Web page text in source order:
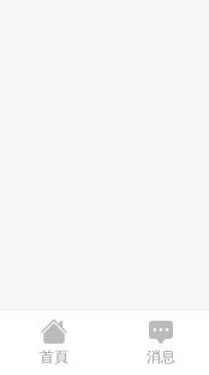
首頁 消息